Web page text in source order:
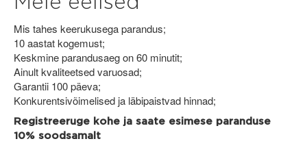
Mis tahes keerukusega parandus;
10 aastat kogemust;
Keskmine parandusaeg on 60 minutit;
Ainult kvaliteetsed varuosad;
Garantii 100 päeva;
Konkurentsivõimelised ja läbipaistvad hinnad;
Registreeruge kohe ja saate esimese paranduse
10% soodsamalt